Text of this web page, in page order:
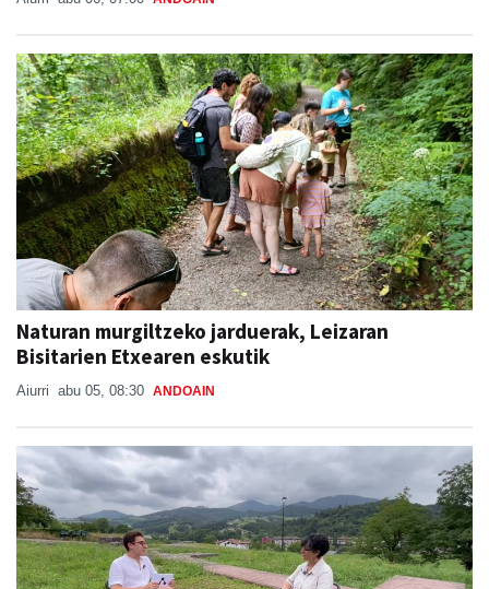
Naturan murgiltzeko jarduerak, Leizaran
Bisitarien Etxearen eskutik
Aiurri abu 05, 08:30 ANDOAIN